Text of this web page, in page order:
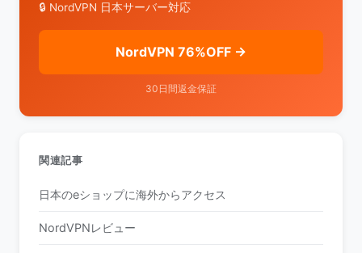
🔒 NordVPN 日本サーバー対応
NordVPN 76%OFF →
30日間返金保証
関連記事
日本のeショップに海外からアクセス
NordVPNレビュー